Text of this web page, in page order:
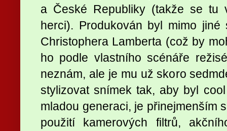
a České Republiky (takže se tu
herci). Produkován byl mimo
Christophera Lamberta (což by
ho podle vlastního scénáře
neznám, ale je mu už skoro
stylizovat snímek tak, aby byl
mladou generaci, je přinejmenším
použití kamerových filtrů,